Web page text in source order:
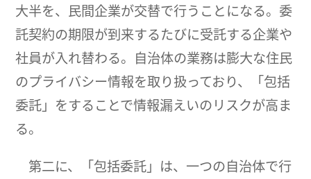
大半を、民間企業が交替で行うことになる。委
託契約の期限が到来するたびに受託する企業や
社員が入れ替わる。自治体の業務は膨大な住民
のプライバシー情報を取り扱っており、「包括
委託」をすることで情報漏えいのリスクが高ま
る。
第二に、「包括委託」は、一つの自治体で行